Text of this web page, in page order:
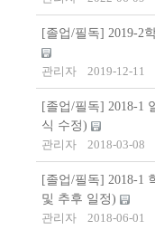
[졸업/필독] 2019-2
관리자 2019-12-11
[졸업/필독] 2018-1
식 수정)
관리자
2018-03-08
[졸업/필독] 2018-1
및 추후 일정)
관리자
2018-06-01